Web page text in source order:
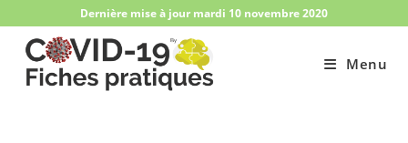
content
Dernière mise à jour mardi 10 novembre 2020
Menu